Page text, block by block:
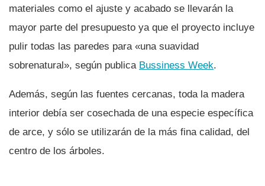
materiales como el ajuste y acabado se llevarán la
mayor parte del presupuesto ya que el proyecto incluye
pulir todas las paredes para «una suavidad
sobrenatural», según publica Bussiness Week.
Además, según las fuentes cercanas, toda la madera
interior debí­a ser cosechada de una especie especí­fica
de arce, y sólo se utilizarán de la más fina calidad, del
centro de los árboles.